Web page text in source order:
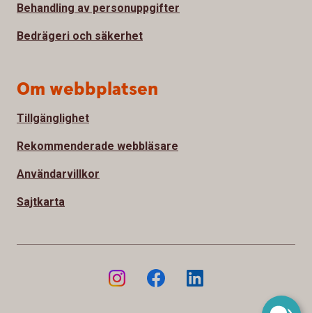
Behandling av personuppgifter
Bedrägeri och säkerhet
Om webbplatsen
Tillgänglighet
Rekommenderade webbläsare
Användarvillkor
Sajtkarta